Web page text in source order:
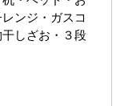
ンジ・ガスコ
しざお・３段